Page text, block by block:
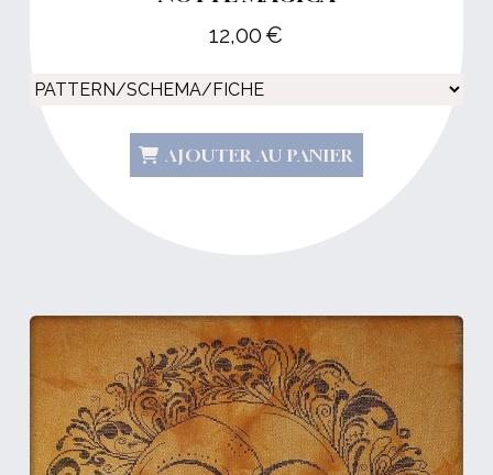
12,00€
AJOUTER AU PANIER